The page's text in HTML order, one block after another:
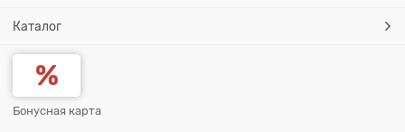
Каталог
Бонусная карта